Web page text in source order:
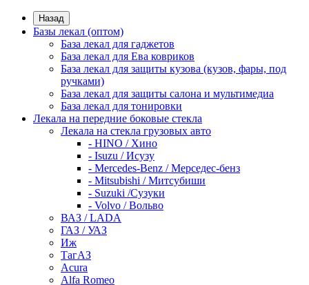
Назад
Базы лекал (оптом)
База лекал для гаджетов
База лекал для Ева ковриков
База лекал для защиты кузова (кузов, фары, под
ручками)
База лекал для защиты салона и мультимедиа
База лекал для тонировки
Лекала на передние боковые стекла
Лекала на стекла грузовых авто
- HINO / Хино
- Isuzu / Исузу
- Mercedes-Benz / Мерседес-бенз
- Mitsubishi / Митсубиши
- Suzuki /Сузуки
- Volvo / Вольво
ВАЗ / LADA
ГАЗ / УАЗ
Иж
ТагАЗ
Acura
Alfa Romeo